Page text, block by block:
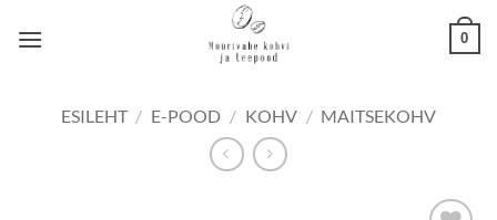
0
ESILEHT / E-POOD / KOHV / MAITSEKOHV